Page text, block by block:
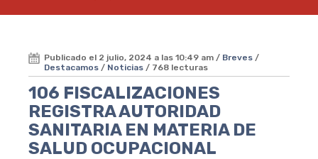
Publicado el 2 julio, 2024 a las 10:49 am / Breves /
Destacamos / Noticias / 768 lecturas
106 FISCALIZACIONES
REGISTRA AUTORIDAD
SANITARIA EN MATERIA DE
SALUD OCUPACIONAL